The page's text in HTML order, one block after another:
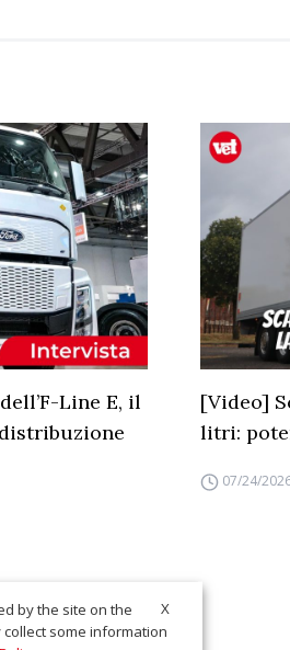
Line E, il
[Video]
litri:
07/24/
X
by the site on the
some information